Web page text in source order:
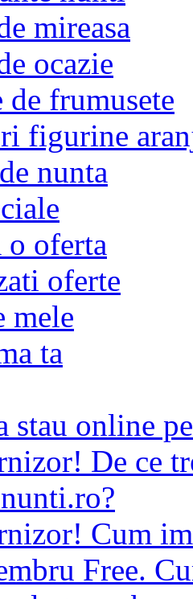
mireasa
ocazie
de frumusete
figurine
nunta
o oferta
oferte
mele
ta
stau online
De ce
Cum
Free.